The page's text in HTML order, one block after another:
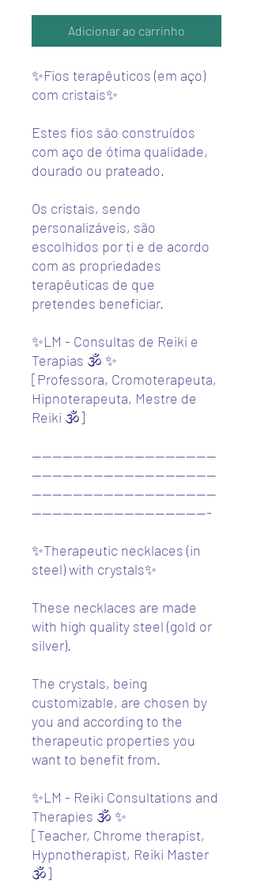
Adicionar ao carrinho
✨Fios terapêuticos (em aço)
com cristais✨
Estes fios são construídos
com aço de ótima qualidade,
dourado ou prateado.
Os cristais, sendo
personalizáveis, são
escolhidos por ti e de acordo
com as propriedades
terapêuticas de que
pretendes beneficiar.
✨LM - Consultas de Reiki e
Terapias 🕉️ ✨
[Professora, Cromoterapeuta,
Hipnoterapeuta, Mestre de
Reiki 🕉️]
------------------------------------
------------------------------------
------------------------------------
-----------------------------------
✨Therapeutic necklaces (in
steel) with crystals✨
These necklaces are made
with high quality steel (gold or
silver).
The crystals, being
customizable, are chosen by
you and according to the
therapeutic properties you
want to benefit from.
✨LM - Reiki Consultations and
Therapies 🕉️ ✨
[Teacher, Chrome therapist,
Hypnotherapist, Reiki Master
🕉️]